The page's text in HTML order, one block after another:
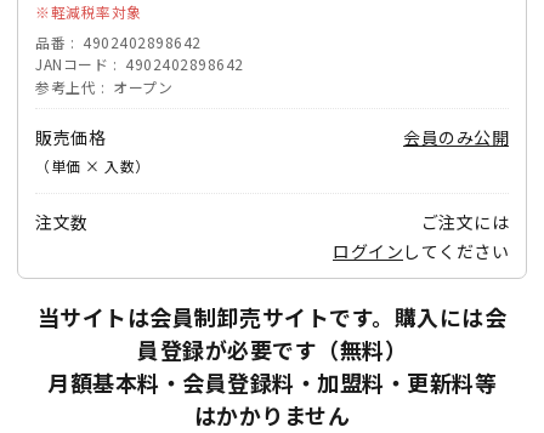
軽減税率対象
品番
4902402898642
JANコード
4902402898642
参考上代
オープン
販売価格
（単価 × 入数）
会員のみ公開
注文数
ご注文には
ログイン してください
当サイトは会員制卸売サイトです。購入には会
員登録が必要です（無料）
月額基本料・会員登録料・加盟料・更新料等
はかかりません